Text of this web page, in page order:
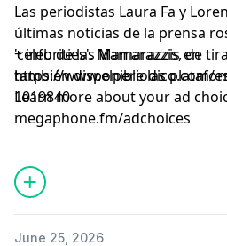
Las periodistas Laura Fa y
últimas noticias de la prensa
'celebrities'. Mamarazzis, de
también disponible las
+ info de las Mamarazzis en
https://www.elperiodico.com/
1019840
Learn more about your ad
megaphone.fm/adchoices
June 25, 2026